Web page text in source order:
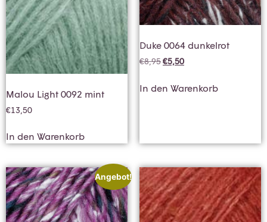
Malou Light 0092 mint
€13,50
In den Warenkorb
Duke 0064 dunkelrot
€8,95€5,50
In den Warenkorb
Angebot!